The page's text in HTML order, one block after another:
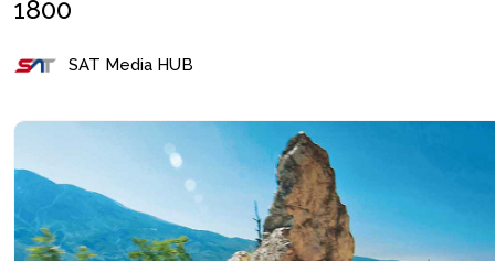
1800
SAT Media HUB